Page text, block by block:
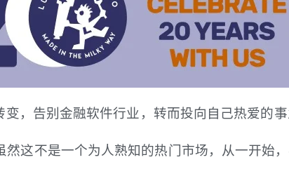
，告别金融软件行业，转而投向自己热爱的
这不是一个为人熟知的热门市场，从一开始